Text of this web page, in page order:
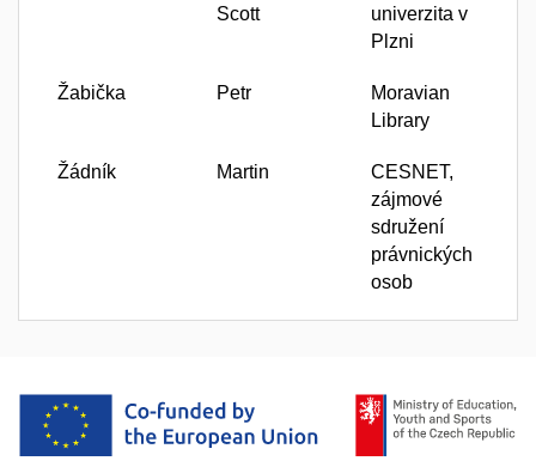
Scott
univerzita v
Plzni
Žabička Petr
Moravian
Library
Žádník Martin
CESNET,
zájmové
sdružení
právnických
osob